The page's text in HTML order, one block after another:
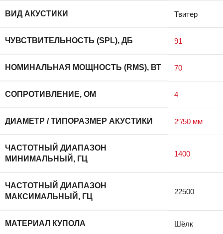
ВИД АКУСТИКИ Твитер
ЧУВСТВИТЕЛЬНОСТЬ (SPL), ДБ 91
НОМИНАЛЬНАЯ МОЩНОСТЬ (RMS), ВТ 70
СОПРОТИВЛЕНИЕ, ОМ 4
ДИАМЕТР / ТИПОРАЗМЕР АКУСТИКИ 2″/50 мм
ЧАСТОТНЫЙ ДИАПАЗОН
МИНИМАЛЬНЫЙ, ГЦ
1400
ЧАСТОТНЫЙ ДИАПАЗОН
МАКСИМАЛЬНЫЙ, ГЦ
22500
МАТЕРИАЛ КУПОЛА Шёлк